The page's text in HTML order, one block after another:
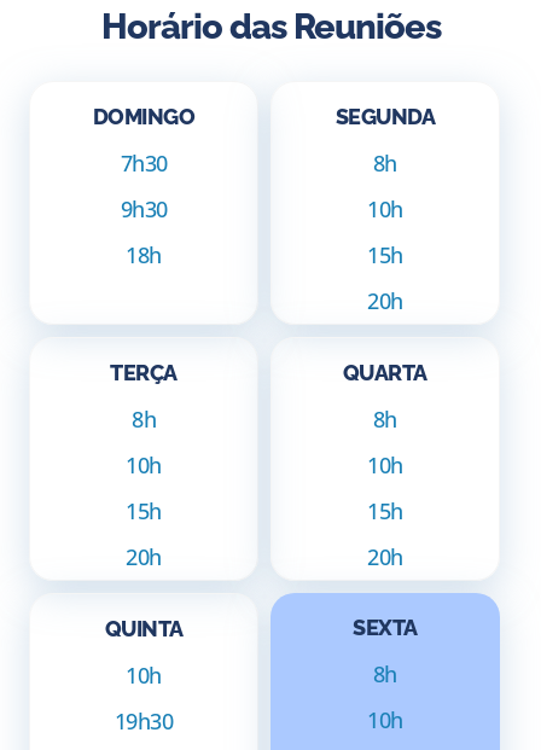
Horário das Reuniões
DOMINGO
7h30
9h30
18h
SEGUNDA
8h
10h
15h
20h
TERÇA
8h
10h
15h
20h
QUARTA
8h
10h
15h
20h
QUINTA
10h
19h30
SEXTA
8h
10h